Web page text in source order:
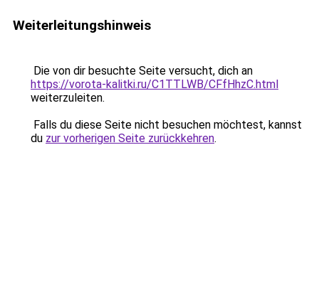
Weiterleitungshinweis
Die von dir besuchte Seite versucht, dich an
https://vorota-kalitki.ru/C1TTLWB/CFfHhzC.html
weiterzuleiten.
Falls du diese Seite nicht besuchen möchtest, kannst
du zur vorherigen Seite zurückkehren.